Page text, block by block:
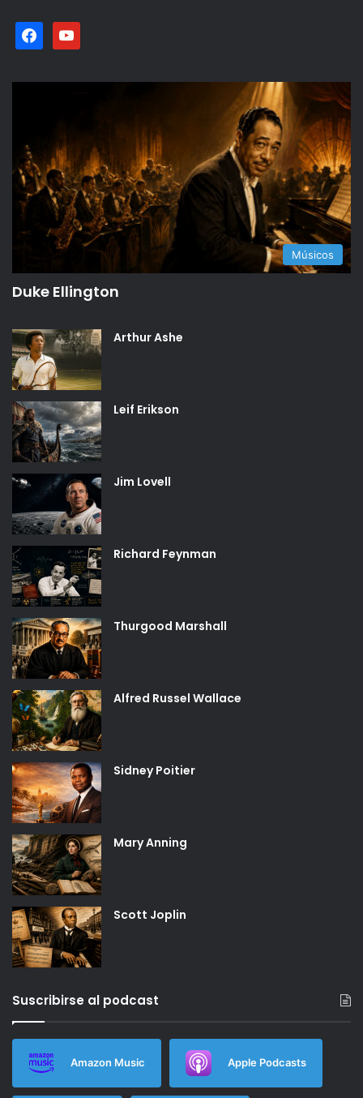
facebookyoutube
Músicos
Duke Ellington
Arthur Ashe
Leif Erikson
Jim Lovell
Richard Feynman
Thurgood Marshall
Alfred Russel Wallace
Sidney Poitier
Mary Anning
Scott Joplin
Suscribirse al podcast
Amazon Music Apple Podcasts